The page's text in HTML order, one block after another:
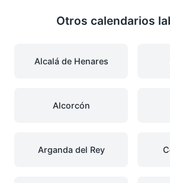
Otros calendarios
Alcalá de Henares
Alcorcón
Arganda del Rey